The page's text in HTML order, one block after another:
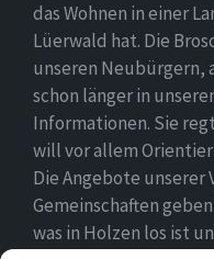
das Wohnen in einer
Lüerwald hat. Die
unseren Neubürgern,
schon länger in
Informationen. Sie
will vor allem
Die Angebote unserer
Gemeinschaften
was in Holzen los ist